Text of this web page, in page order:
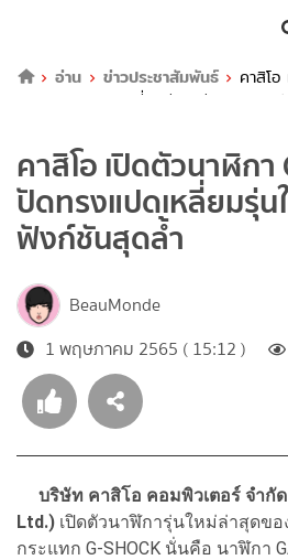
อ่าน
ข่าวประชาสัมพันธ์
คาสิโ
หน้าปัดทรงแปดเหลี่ยมรุ่นใหม่ เสริมฟังก์
คาสิโอ เปิดตัวนาฬิกา
ปัดทรงแปดเหลี่ยมรุ่น
ฟังก์ชันสุดล้ำ
BeauMonde
1 พฤษภาคม 2565 ( 15:12 )
บริษัท คาสิโอ คอมพิวเตอร์ จำกั
Ltd.) เปิดตัวนาฬิการุ่นใหม่ล่าสุดขอ
กระแทก G-SHOCK นั่นคือ นาฬิกา